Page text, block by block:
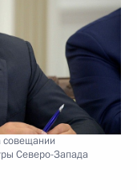
совещании
Северо-Запада